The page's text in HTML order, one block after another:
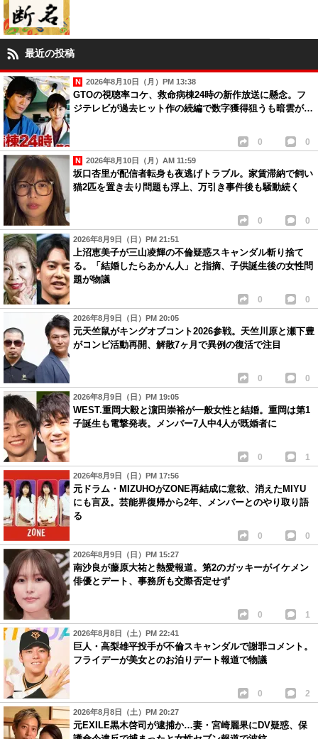
最近の投稿
2026年8月10日（月）PM 13:38
GTOの視聴率コケ、救命病棟24時の新作放送に懸念。フ
ジテレビが過去ヒット作の続編で数字獲得狙うも暗雲が…
0 0
2026年8月10日（月）AM 11:59
坂口杏里が配信者転身も夜逃げトラブル。家賃滞納で飼い
猫2匹を置き去り問題も浮上、万引き事件後も騒動続く
0 0
2026年8月9日（日）PM 21:51
上沼恵美子が三山凌輝の不倫疑惑スキャンダル斬り捨て
る。「結婚したらあかん人」と指摘、子供誕生後の女性問
題が物議
0 0
2026年8月9日（日）PM 20:05
元天竺鼠がキングオブコント2026参戦。天竺川原と瀬下豊
がコンビ活動再開、解散7ヶ月で異例の復活で注目
0 0
2026年8月9日（日）PM 19:05
WEST.重岡大毅と濵田崇裕が一般女性と結婚。重岡は第1
子誕生も電撃発表。メンバー7人中4人が既婚者に
0 1
2026年8月9日（日）PM 17:56
元ドラム・MIZUHOがZONE再結成に意欲、消えたMIYU
にも言及。芸能界復帰から2年、メンバーとのやり取り語
る
0 0
2026年8月9日（日）PM 15:27
南沙良が藤原大祐と熱愛報道。第2のガッキーがイケメン
俳優とデート、事務所も交際否定せず
0 1
2026年8月8日（土）PM 22:41
巨人・高梨雄平投手が不倫スキャンダルで謝罪コメント。
フライデーが美女とのお泊りデート報道で物議
0 2
2026年8月8日（土）PM 20:27
元EXILE黒木啓司が逮捕か…妻・宮崎麗果にDV疑惑、保